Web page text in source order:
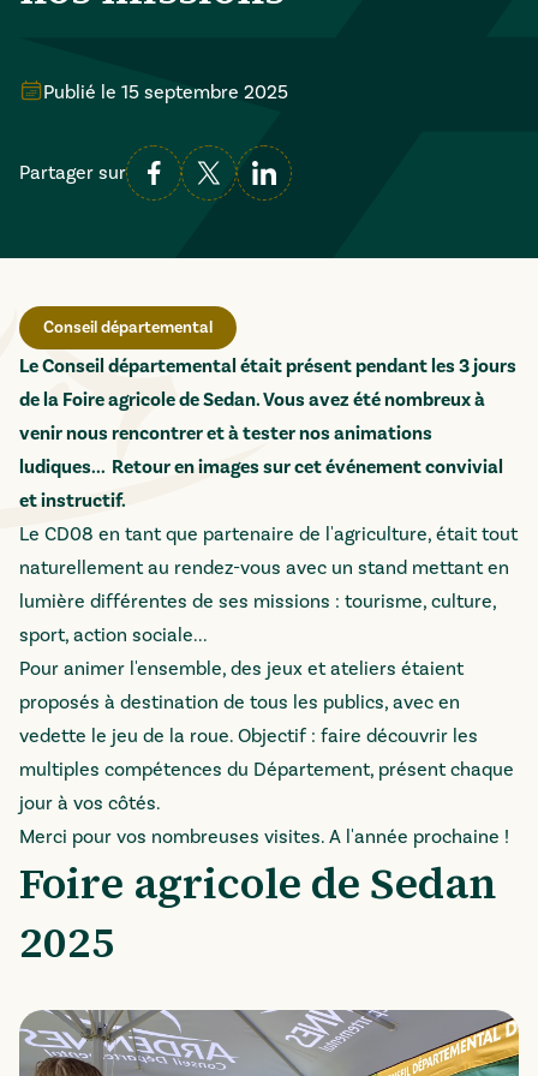
Publié le 15 septembre 2025
Partager sur
Conseil départemental
Le Conseil départemental était présent pendant les 3 jours
de la Foire agricole de Sedan. Vous avez été nombreux à
venir nous rencontrer et à tester nos animations
ludiques... Retour en images sur cet événement convivial
et instructif.
Le CD08 en tant que partenaire de l'agriculture, était tout
naturellement au rendez-vous avec un stand mettant en
lumière différentes de ses missions : tourisme, culture,
sport, action sociale...
Pour animer l'ensemble, des jeux et ateliers étaient
proposés à destination de tous les publics, avec en
vedette le jeu de la roue. Objectif : faire découvrir les
multiples compétences du Département, présent chaque
jour à vos côtés.
Merci pour vos nombreuses visites. A l'année prochaine !
Foire agricole de Sedan
2025